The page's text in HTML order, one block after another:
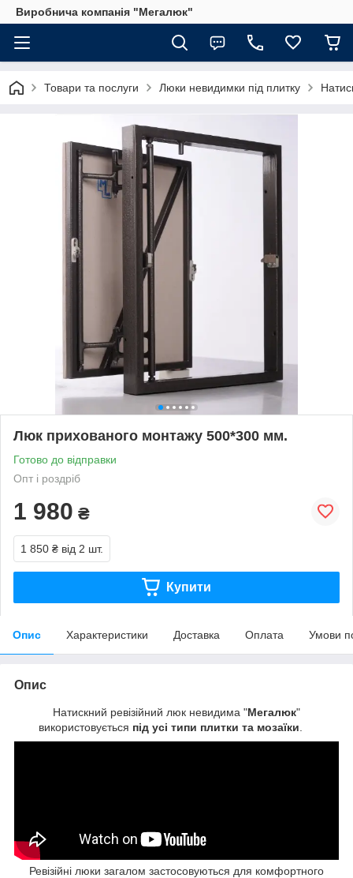
Виробнича компанія "Мегалюк"
Товари та послуги Люки невидимки під плитку
Люк прихованого монтажу 500*300 мм.
Готово до відправки
Опт і роздріб
1 980 ₴
1 850 ₴ від 2 шт.
Купити
Опис Характеристики Доставка Оплата Умови
Опис
Натискний ревізійний люк невидима "Мегалюк"
використовується під усі типи плитки та мозаїки
Ревізійні люки загалом застосовуються для комфортного